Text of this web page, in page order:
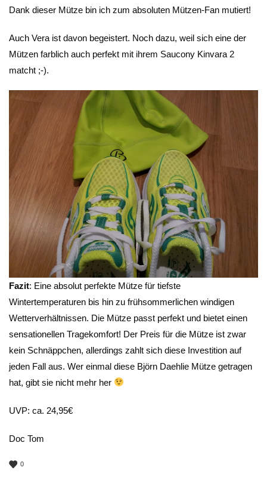
Dank dieser Mütze bin ich zum absoluten Mützen-Fan mutiert!
Auch Vera ist davon begeistert. Noch dazu, weil sich eine der
Mützen farblich auch perfekt mit ihrem Saucony Kinvara 2
matcht ;-).
Fazit: Eine absolut perfekte Mütze für tiefste
Wintertemperaturen bis hin zu frühsommerlichen windigen
Wetterverhältnissen. Die Mütze passt perfekt und bietet einen
sensationellen Tragekomfort! Der Preis für die Mütze ist zwar
kein Schnäppchen, allerdings zahlt sich diese Investition auf
jeden Fall aus. Wer einmal diese Björn Daehlie Mütze getragen
hat, gibt sie nicht mehr her
UVP: ca. 24,95€
Doc Tom
0